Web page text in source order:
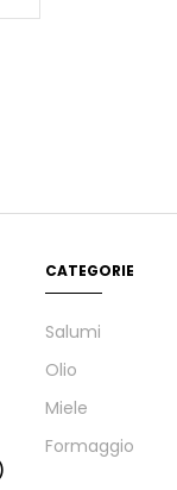
CATEGORIE
Salumi
Olio
Miele
Formaggio